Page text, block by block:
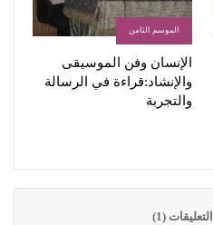
الموسم الثامن
الإنسان وفن الموسيقى
والإنشاد:قراءة في الرسالة
والتجربة
(1)